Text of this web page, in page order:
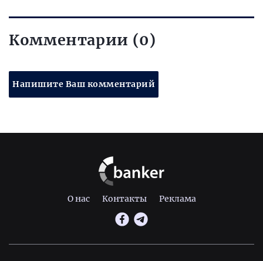
Комментарии (0)
Напишите Ваш комментарий
О нас Контакты Реклама